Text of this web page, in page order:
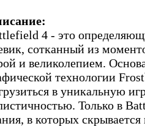
4 - это
сотканный из
и великолепием.
технологии
в уникальную
Только в
в которых